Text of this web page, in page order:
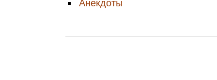
Анекдоты